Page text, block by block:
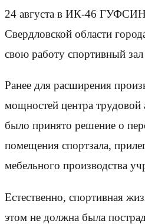
24 августа в ИК-46
Свердловской области
свою работу спортивный
Ранее для расширения
мощностей центра
было принято решение о
помещения спортзала,
мебельного производства
Естественно, спортивная
этом не должна была